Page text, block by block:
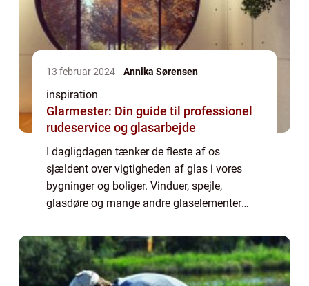
13 februar 2024 Annika Sørensen
inspiration
Glarmester: Din guide til professionel
rudeservice og glasarbejde
I dagligdagen tænker de fleste af os
sjældent over vigtigheden af glas i vores
bygninger og boliger. Vinduer, spejle,
glasdøre og mange andre glaselementer
æstetik og funktionalitet. Skulle disse
elementer...